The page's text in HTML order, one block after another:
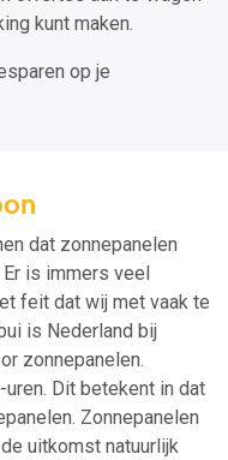
kunt maken.
op je
dat zonnepanelen
is immers veel
feit dat wij met vaak te
is Nederland bij
zonnepanelen.
Dit betekent in dat
Zonnepanelen
uitkomst natuurlijk